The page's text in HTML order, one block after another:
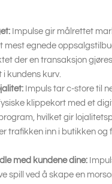
Impulse gir målrettet
mest egnede
der en transaksjon
i kundens kurv.
Impuls tar c-store til
klippekort med et
hvilket gir
trafikken inn i butikken og
med kundene dine:
spill ved å skape en